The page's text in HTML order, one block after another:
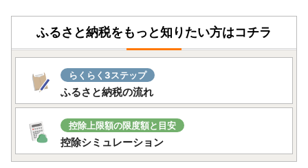
★返礼品について
・お受け取り日指定はできません。
・長期ご不在でお受取不可の期間がございましたら、必ず備
考欄に「不在:○○」とご記入ください。
・返礼品送付先ご住所の誤り等のお申込内容不備や、受取人
しません。また寄附金の返金もいたしかねます。
・手配状況次第では返礼品送付先ご住所の変更ができない場
合があります。また転送する場合は転送料金(受取人着払い)
ふるさと納税をもっと知りたい方はコチラ
らくらく3ステップ
ふるさと納税の流れ
控除上限額の限度額と目安
控除シミュレーション